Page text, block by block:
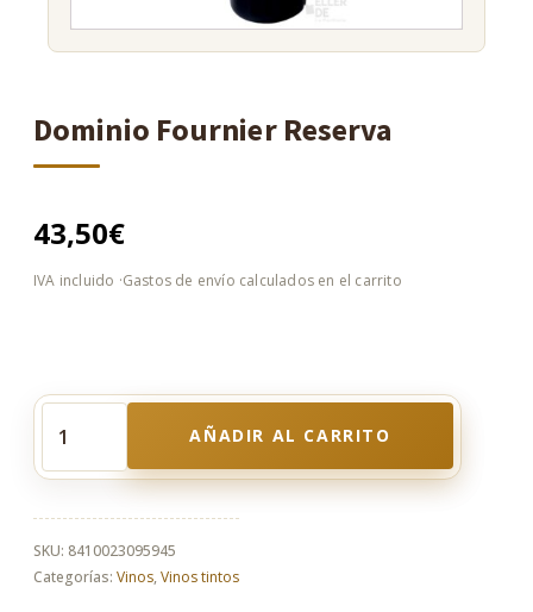
Dominio Fournier Reserva
43,50€
Fournier
cantidad
AÑADIR AL CARRITO
SKU: 8410023095945
Categorías: Vinos,Vinos tintos